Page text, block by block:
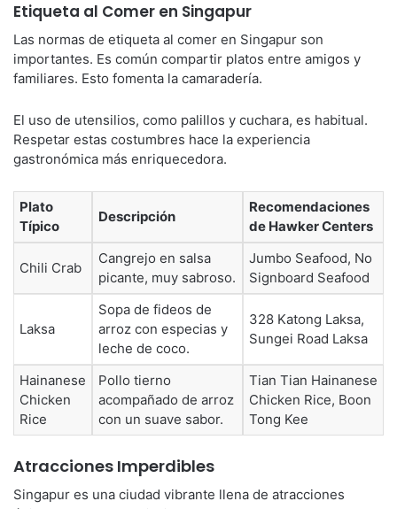
Etiqueta al Comer en Singapur
Las normas de etiqueta al comer en Singapur son
importantes. Es común compartir platos entre amigos y
familiares. Esto fomenta la camaradería.
El uso de utensilios, como palillos y cuchara, es habitual.
Respetar estas costumbres hace la experiencia
gastronómica más enriquecedora.
Plato
Típico
Descripción
Recomendaciones
de Hawker Centers
Chili Crab
Cangrejo en salsa
picante, muy sabroso.
Jumbo Seafood, No
Signboard Seafood
Laksa
Sopa de fideos de
arroz con especias y
leche de coco.
328 Katong Laksa,
Sungei Road Laksa
Hainanese
Chicken
Rice
Pollo tierno
acompañado de arroz
con un suave sabor.
Tian Tian Hainanese
Chicken Rice, Boon
Tong Kee
Atracciones Imperdibles
Singapur es una ciudad vibrante llena de atracciones